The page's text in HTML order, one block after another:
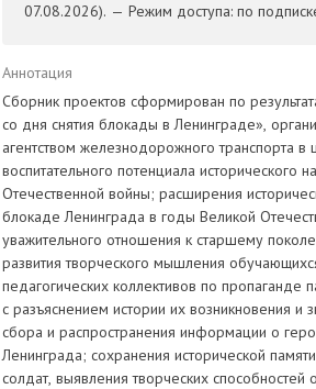
07.08.2026). — Режим доступа: по
Аннотация
Сборник проектов сформирован по
со дня снятия блокады в Ленинграде»,
агентством железнодорожного транспорта
воспитательного потенциала исторического
Отечественной войны; расширения
блокаде Ленинграда в годы Великой
уважительного отношения к старшему
развития творческого мышления
педагогических коллективов по пропаганде
с разъяснением истории их возникновения и
сбора и распространения информации о
Ленинграда; сохранения исторической
солдат, выявления творческих способностей